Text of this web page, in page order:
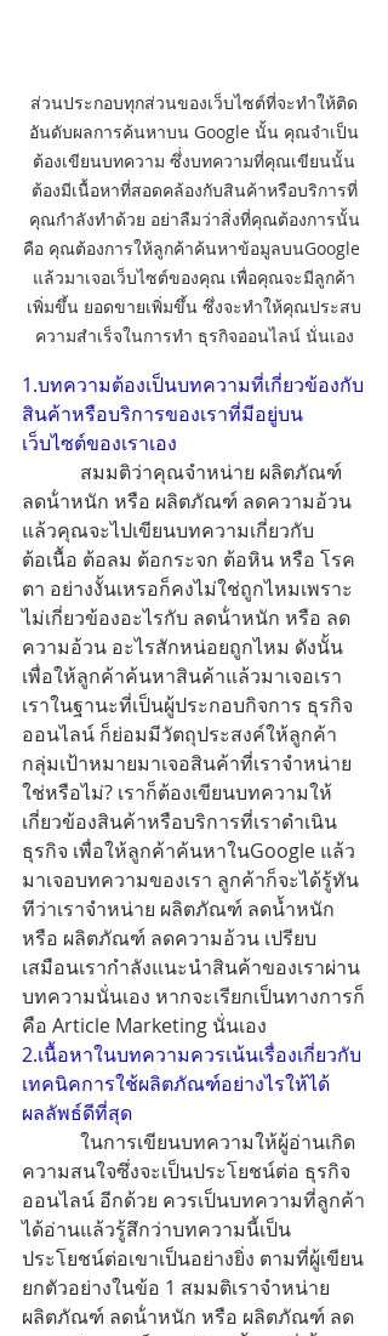
ส่วนประกอบทุกส่วนของเว็บไซต์ที่จะทำให้ติด
อันดับผลการค้นหาบน Google นั้น คุณจำเป็น
ต้องเขียนบทความ ซึ่่งบทความที่คุณเขียนนั้น
ต้องมีเนื้อหาที่สอดคล้องกับสินค้าหรือบริการที่
คุณกำลังทำด้วย อย่าลืมว่าสิ่งที่คุณต้องการนั้น
คือ คุณต้องการให้ลูกค้าค้นหาข้อมูลบนGoogle
แล้วมาเจอเว็บไซต์ของคุณ เพื่อคุณจะมีลูกค้า
เพิ่มขึ้น ยอดขายเพิ่มขึ้น ซึ่งจะทำให้คุณประสบ
ความสำเร็จในการทำ ธุรกิจออนไลน์ นั่นเอง
1.บทความต้องเป็นบทความที่เกี่ยวข้องกับ
สินค้าหรือบริการของเราที่มีอยู่บน
เว็บไซต์ของเราเอง
สมมติว่าคุณจำหน่าย ผลิตภัณฑ์
ลดน้ําหนัก หรือ ผลิตภัณฑ์ ลดความอ้วน
แล้วคุณจะไปเขียนบทความเกี่ยวกับ
ต้อเนื้อ ต้อลม ต้อกระจก ต้อหิน หรือ โรค
ตา อย่างงั้นเหรอก็คงไม่ใช่ถูกไหมเพราะ
ไม่เกี่ยวข้องอะไรกับ ลดน้ําหนัก หรือ ลด
ความอ้วน อะไรสักหน่อยถูกไหม ดังนั้น
เพื่อให้ลูกค้าค้นหาสินค้าแล้วมาเจอเรา
เราในฐานะที่เป็นผู้ประกอบกิจการ ธุรกิจ
ออนไลน์ ก็ย่อมมีวัตถุประสงค์ให้ลูกค้า
กลุ่มเป้าหมายมาเจอสินค้าที่เราจำหน่าย
ใช่หรือไม่? เราก็ต้องเขียนบทความให้
เกี่ยวข้องสินค้าหรือบริการที่เราดำเนิน
ธุรกิจ เพื่อให้ลูกค้าค้นหาในGoogle แล้ว
มาเจอบทความของเรา ลูกค้าก็จะได้รู้ทัน
ทีว่าเราจำหน่าย ผลิตภัณฑ์ ลดน้ำหนัก
หรือ ผลิตภัณฑ์ ลดความอ้วน เปรียบ
เสมือนเรากำลังแนะนำสินค้าของเราผ่าน
บทความนั่นเอง หากจะเรียกเป็นทางการก็
คือ Article Marketing นั่นเอง
2.เนื้อหาในบทความควรเน้นเรื่องเกี่ยวกับ
เทคนิคการใช้ผลิตภัณฑ์อย่างไรให้ได้
ผลลัพธ์ดีที่สุด
ในการเขียนบทความให้ผู้อ่านเกิด
ความสนใจซึ่งจะเป็นประโยชน์ต่อ ธุรกิจ
ออนไลน์ อีกด้วย ควรเป็นบทความที่ลูกค้า
ได้อ่านแล้วรู้สึกว่าบทความนี้เป็น
ประโยชน์ต่อเขาเป็นอย่างยิ่ง ตามที่ผู้เขียน
ยกตัวอย่างในข้อ 1 สมมติเราจำหน่าย
ผลิตภัณฑ์ ลดน้ําหนัก หรือ ผลิตภัณฑ์ ลด